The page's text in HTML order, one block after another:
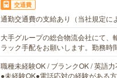
交通費
通勤交通費の支給あり（当社規定に
大手グループの総合物流会社にて、
ラック手配をお願いします。勤務
職種未経験OK / ブランクOK / 英語
●未経験OK●電話応対の経験がある